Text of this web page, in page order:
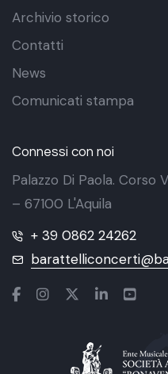
Archivio storico
Contatti
News
Comunicati stampa
Connessi con noi
Palazzo Di Paola. Corso
– 67100 L'Aquila
+ 39 0862 24262